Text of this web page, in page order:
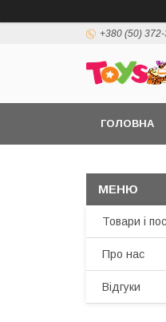
+380 (50)
ГОЛОВНА
Товари і
Про нас
Відгуки